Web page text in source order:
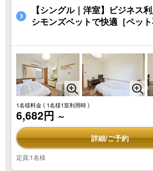
【シングル｜洋室】ビジネス
シモンズベットで快適［ペット
1名様料金( 1名様1室利用時 )
6,682円 ～
詳細/ご予約
定員:1名様